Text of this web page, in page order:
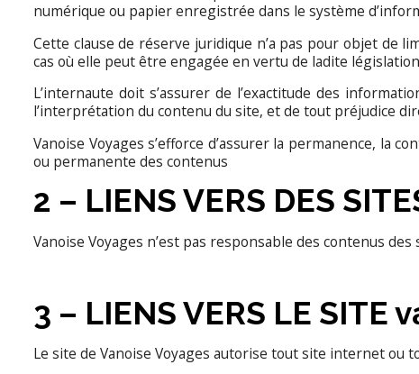
numérique ou papier enregistrée dans le système
Cette clause de réserve juridique n’a pas pour objet de
cas où elle peut être engagée en vertu de ladite
L’internaute doit s’assurer de l’exactitude des
l’interprétation du contenu du site, et de tout préjudice
Vanoise Voyages s’efforce d’assurer la permanence, la
ou permanente des contenus
2 – LIENS VERS DES
Vanoise Voyages n’est pas responsable des contenus
3 – LIENS VERS LE SITE
Le site de Vanoise Voyages autorise tout site internet